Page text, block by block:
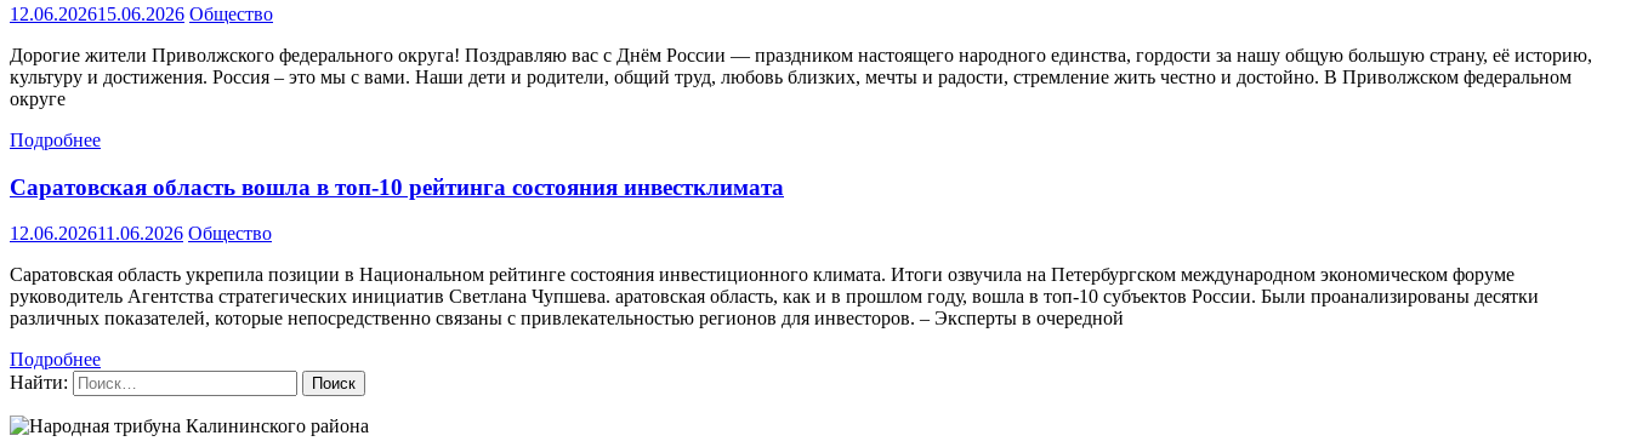
12.06.202615.06.2026 Общество
Дорогие жители Приволжского федерального округа! Поздравляю вас с Днём России — праздником настоящего народного единства, гордости за нашу общую большую страну, её историю,
культуру и достижения. Россия – это мы с вами. Наши дети и родители, общий труд, любовь близких, мечты и радости, стремление жить честно и достойно. В Приволжском федеральном
округе
Подробнее
Саратовская область вошла в топ-10 рейтинга состояния инвестклимата
12.06.202611.06.2026 Общество
Саратовская область укрепила позиции в Национальном рейтинге состояния инвестиционного климата. Итоги озвучила на Петербургском международном экономическом форуме
руководитель Агентства стратегических инициатив Светлана Чупшева. аратовская область, как и в прошлом году, вошла в топ-10 субъектов России. Были проанализированы десятки
различных показателей, которые непосредственно связаны с привлекательностью регионов для инвесторов. – Эксперты в очередной
Подробнее
Найти: